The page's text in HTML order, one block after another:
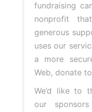
fundraising
nonprofit
generous
uses our
a more
Web, donate
We’d like to
our sponsors